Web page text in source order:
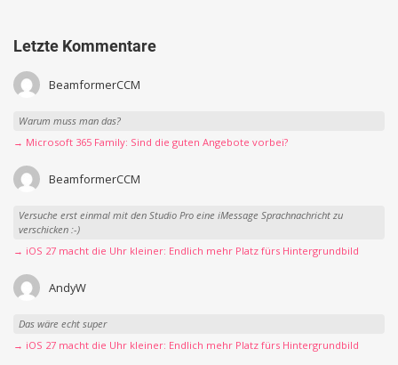
Letzte Kommentare
BeamformerCCM
Warum muss man das?
→ Microsoft 365 Family: Sind die guten Angebote vorbei?
BeamformerCCM
Versuche erst einmal mit den Studio Pro eine iMessage Sprachnachricht zu
verschicken :-)
→ iOS 27 macht die Uhr kleiner: Endlich mehr Platz fürs Hintergrundbild
AndyW
Das wäre echt super
→ iOS 27 macht die Uhr kleiner: Endlich mehr Platz fürs Hintergrundbild